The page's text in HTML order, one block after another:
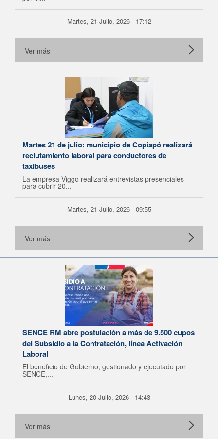
Martes, 21 Julio, 2026 - 17:12
Ver más
Martes 21 de julio: municipio de Copiapó realizará
reclutamiento laboral para conductores de
taxibuses
La empresa Viggo realizará entrevistas presenciales
para cubrir 20...
Martes, 21 Julio, 2026 - 09:55
Ver más
SENCE RM abre postulación a más de 9.500 cupos
del Subsidio a la Contratación, línea Activación
Laboral
El beneficio de Gobierno, gestionado y ejecutado por
SENCE,...
Lunes, 20 Julio, 2026 - 14:43
Ver más